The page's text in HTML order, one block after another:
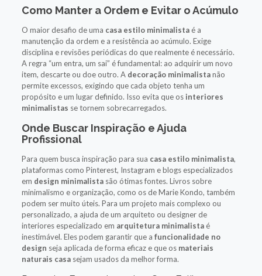
Como Manter a Ordem e Evitar o Acúmulo
O maior desafio de uma casa estilo minimalistaé a
manutenção da ordem e a resistência ao acúmulo. Exige
disciplina e revisões periódicas do que realmente é necessário.
A regra “um entra, um sai” é fundamental: ao adquirir um novo
item, descarte ou doe outro. A decoração minimalistanão
permite excessos, exigindo que cada objeto tenha um
propósito e um lugar definido. Isso evita que os interiores
minimalistas se tornem sobrecarregados.
Onde Buscar Inspiração e Ajuda
Profissional
Para quem busca inspiração para sua casa estilo minimalista,
plataformas como Pinterest, Instagram e blogs especializados
em design minimalistasão ótimas fontes. Livros sobre
minimalismo e organização, como os de Marie Kondo, também
podem ser muito úteis. Para um projeto mais complexo ou
personalizado, a ajuda de um arquiteto ou designer de
interiores especializado em arquitetura minimalistaé
inestimável. Eles podem garantir que a funcionalidade no
design seja aplicada de forma eficaz e que os materiais
naturais casasejam usados da melhor forma.